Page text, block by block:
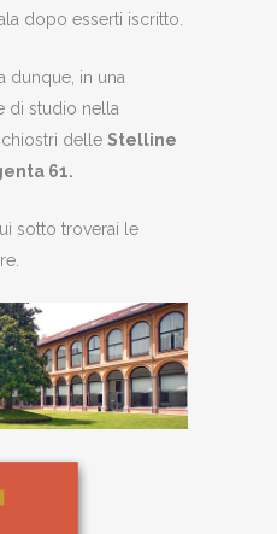
dopo esserti iscritto.
dunque, in una
di studio nella
delle Stelline
61.
sotto troverai le